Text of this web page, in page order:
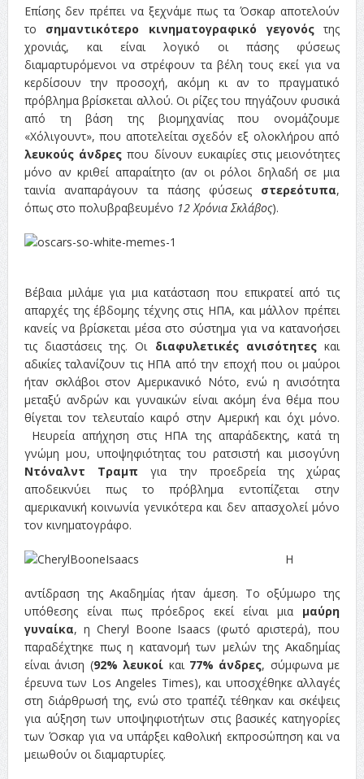
Επίσης δεν πρέπει να ξεχνάμε πως τα Όσκαρ αποτελούν
το σημαντικότερο κινηματογραφικό γεγονόςτης
χρονιάς, και είναι λογικό οι πάσης φύσεως
διαμαρτυρόμενοι να στρέφουν τα βέλη τους εκεί για να
κερδίσουν την προσοχή, ακόμη κι αν το πραγματικό
πρόβλημα βρίσκεται αλλού. Οι ρίζες του πηγάζουν φυσικά
από τη βάση της βιομηχανίας που ονομάζουμε
«Χόλιγουντ», που αποτελείται σχεδόν εξ ολοκλήρου από
λευκούς άνδρες που δίνουν ευκαιρίες στις μειονότητες
μόνο αν κριθεί απαραίτητο (αν οι ρόλοι δηλαδή σε μια
ταινία αναπαράγουν τα πάσης φύσεως στερεότυπα,
όπως στο πολυβραβευμένο 12 Χρόνια Σκλάβος).
Βέβαια μιλάμε για μια κατάσταση που επικρατεί από τις
απαρχές της έβδομης τέχνης στις ΗΠΑ, και μάλλον πρέπει
κανείς να βρίσκεται μέσα στο σύστημα για να κατανοήσει
τις διαστάσεις της. Οι διαφυλετικές ανισότητεςκαι
αδικίες ταλανίζουν τις ΗΠΑ από την εποχή που οι μαύροι
ήταν σκλάβοι στον Αμερικανικό Νότο, ενώ η ανισότητα
μεταξύ ανδρών και γυναικών είναι ακόμη ένα θέμα που
θίγεται τον τελευταίο καιρό στην Αμερική και όχι μόνο.
Ηευρεία απήχηση στις ΗΠΑ της απαράδεκτης, κατά τη
γνώμη μου, υποψηφιότητας του ρατσιστή και μισογύνη
Ντόναλντ Τραμπ για την προεδρεία της χώρας
αποδεικνύει πως το πρόβλημα εντοπίζεται στην
αμερικανική κοινωνία γενικότερα και δεν απασχολεί μόνο
τον κινηματογράφο.
Η
αντίδραση της Ακαδημίας ήταν άμεση. Το οξύμωρο της
υπόθεσης είναι πως πρόεδρος εκεί είναι μια μαύρη
γυναίκα, η Cheryl Boone Isaacs (φωτό αριστερά), που
παραδέχτηκε πως η κατανομή των μελών της Ακαδημίας
είναι άνιση (92% λευκοί και 77% άνδρες, σύμφωνα με
έρευνα των Los Angeles Times), και υποσχέθηκε αλλαγές
στη διάρθρωσή της, ενώ στο τραπέζι τέθηκαν και σκέψεις
για αύξηση των υποψηφιοτήτων στις βασικές κατηγορίες
των Όσκαρ για να υπάρξει καθολική εκπροσώπηση και να
μειωθούν οι διαμαρτυρίες.